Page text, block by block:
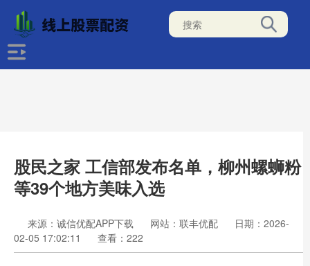
股民之家 工信部发布名单，柳州螺蛳粉
等39个地方美味入选
来源：诚信优配APP下载 网站：联丰优配
日期：2026-
02-05 17:02:11
查看：222